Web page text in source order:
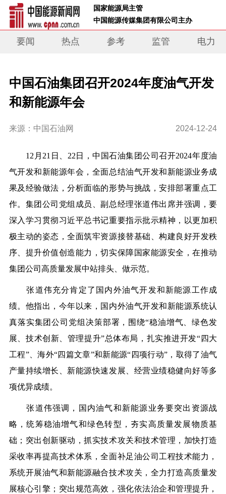
国家能源局主管
中国能源传媒集团有限公司主办
要闻 热点 参考 监管 电力
中国石油集团召开2024年度油气开发
和新能源年会
来源：中国石油网 2024-12-24
12月21日、22日，中国石油集团公司召开2024年度油
气开发和新能源年会，全面总结油气开发和新能源业务成
果及经验做法，分析面临的形势与挑战，安排部署重点工
作。集团公司党组成员、副总经理张道伟出席并强调，要
深入学习贯彻习近平总书记重要指示批示精神，以更加积
极主动的姿态，全面筑牢资源接替基础、构建良好开发秩
序、提升价值创造能力，切实保障国家能源安全，在推动
集团公司高质量发展中站排头、做示范。
张道伟充分肯定了国内外油气开发和新能源工作成
绩。他指出，今年以来，国内外油气开发和新能源系统认
真落实集团公司党组决策部署，围绕“稳油增气、绿色发
展、技术创新、管理提升”总体布局，扎实推进开发“四大
工程”、海外“四篇文章”和新能源“四项行动”，取得了油气
产量持续增长、新能源快速发展、经营业绩稳健向好等多
项优异成绩。
张道伟强调，国内油气和新能源业务要突出资源战
略，统筹稳油增气和绿色转型，夯实高质量发展物质基
础；突出创新驱动，抓实技术攻关和技术管理，加快打造
采收率再提高技术体系，全面补足油公司工程技术能力，
系统开展油气和新能源融合技术攻关，全力打造高质量发
展核心引擎；突出规范高效，强化依法治企和管理提升，